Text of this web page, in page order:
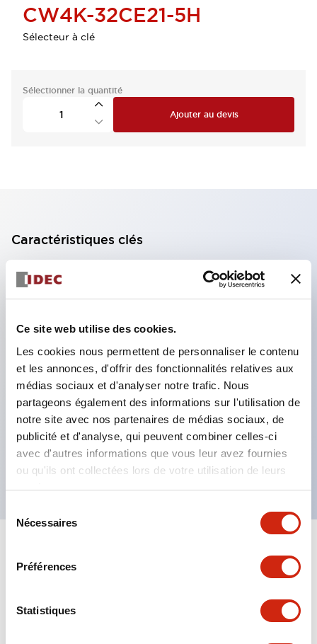
Ce site web utilise des cookies.
Les cookies nous permettent de personnaliser le contenu
et les annonces, d'offrir des fonctionnalités relatives aux
médias sociaux et d'analyser notre trafic. Nous
partageons également des informations sur l'utilisation de
notre site avec nos partenaires de médias sociaux, de
publicité et d'analyse, qui peuvent combiner celles-ci
avec d'autres informations que vous leur avez fournies
ou qu'ils ont collectées lors de votre utilisation de leurs
services.
Nécessaires
Préférences
Statistiques
CW4K-32CE21-5H
Sélecteur à clé
Sélectionner la quantité
Ajouter au devis
Caractéristiques clés
Bloc de contact à 2 étages avec 2 contacts,
permettant une configuration à 4 contacts
contact à 11 étages), 59,9 mm (*bloc de contact à
22 étages). Conception peu encombrante
possible.
Structure de sécurité de 3e génération :
déclenchement à 2 actions, garde intégrée,
structure de protection des doigts IP20.
Tout développer+